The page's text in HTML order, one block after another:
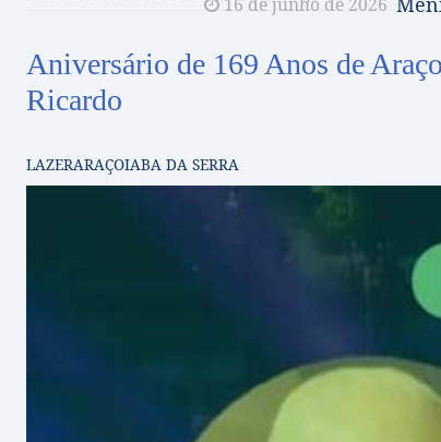
Aniversário de 169 Anos de
Ricardo
LAZERARAÇOIABA DA SERRA